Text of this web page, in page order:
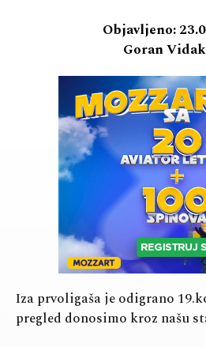
Objavljeno:
Goran
Iza prvoligaša je odigrano
pregled donosimo kroz našu